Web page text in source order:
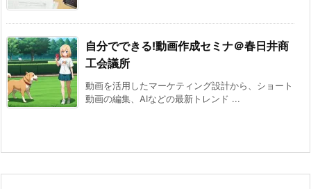
自分でできる!動画作成セミナ＠春日井商
工会議所
動画を活用したマーケティング設計から、ショート
動画の編集、AIなどの最新トレンド ...